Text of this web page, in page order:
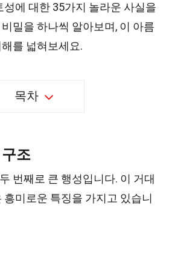
성에 대한 35가지 놀라운 사실을
비밀을 하나씩 알아보며, 이 아름
를 넓혀보세요.
목차
조
번째로 큰 행성입니다. 이 거대
흥미로운 특징을 가지고 있습니